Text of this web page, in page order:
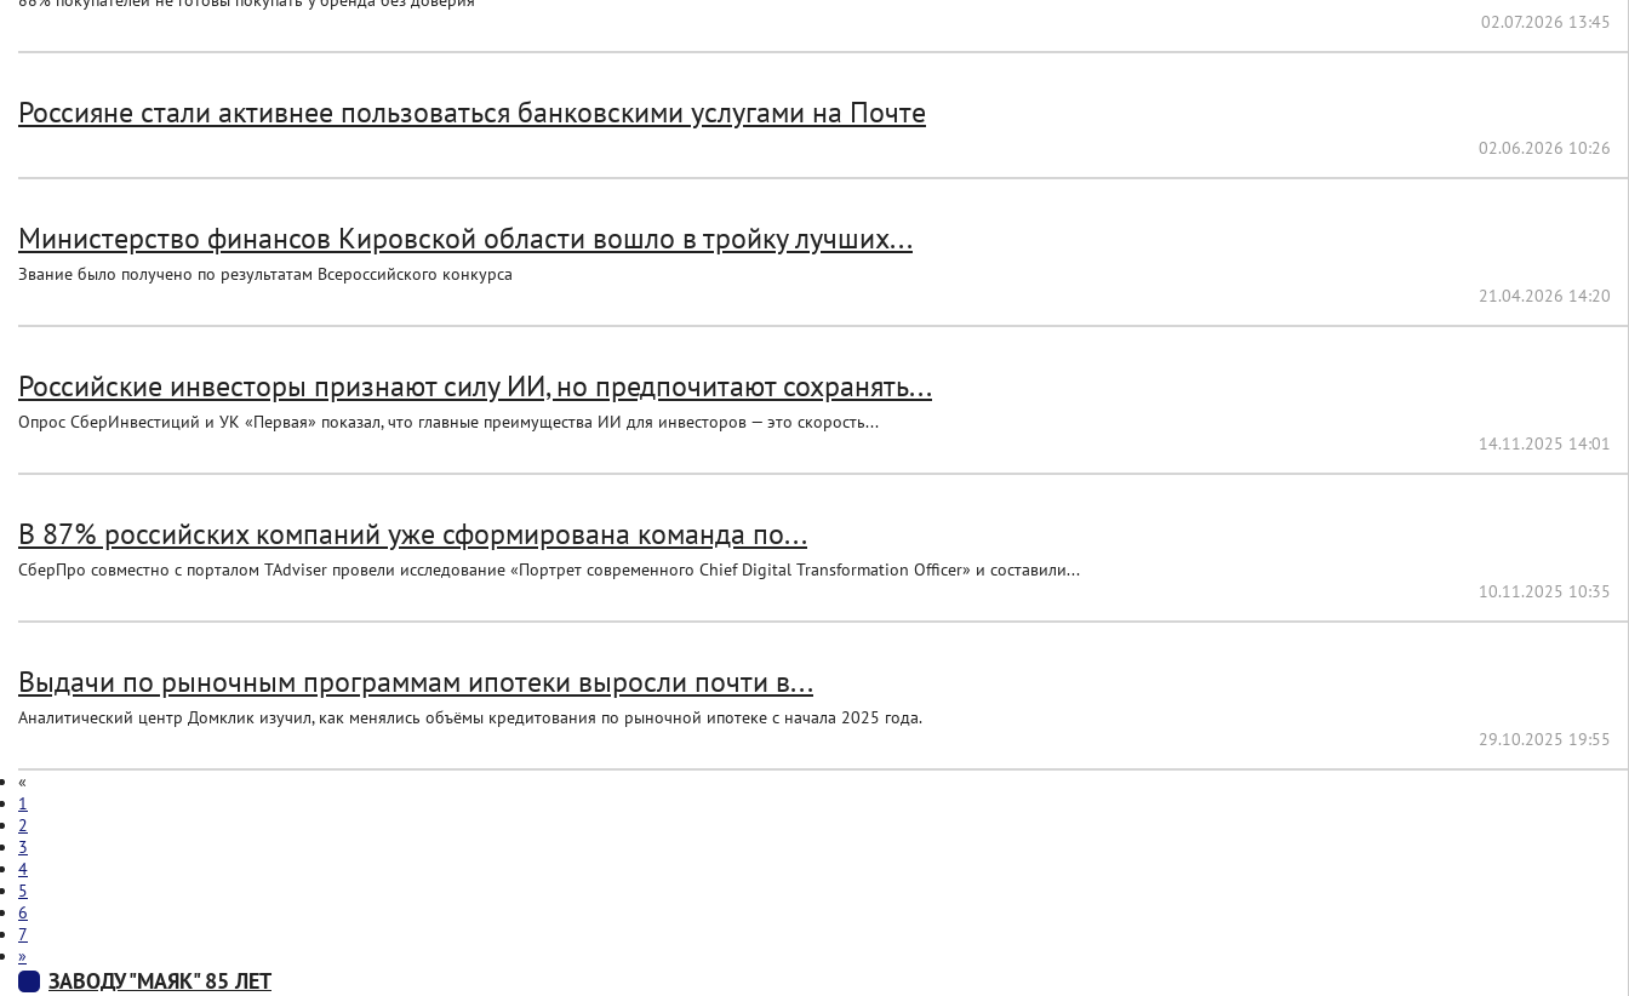
02.07.2026 13:45
Россияне стали активнее пользоваться банковскими услугами на Почте
02.06.2026 10:26
Министерство финансов Кировской области вошло в тройку лучших...
Звание было получено по результатам Всероссийского конкурса
21.04.2026 14:20
Российские инвесторы признают силу ИИ, но предпочитают сохранять...
Опрос СберИнвестиций и УК «Первая» показал, что главные преимущества ИИ для инвесторов — это скорость...
14.11.2025 14:01
В 87% российских компаний уже сформирована команда по...
СберПро совместно с порталом TAdviser провели исследование «Портрет современного Chief Digital Transformation Officer» и составили...
10.11.2025 10:35
Выдачи по рыночным программам ипотеки выросли почти в...
Аналитический центр Домклик изучил, как менялись объёмы кредитования по рыночной ипотеке с начала 2025 года.
29.10.2025 19:55
«
1
2
3
4
5
6
7
»
ЗАВОДУ "МАЯК" 85 ЛЕТ